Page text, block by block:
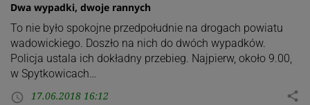
Dwa wypadki, dwoje rannych
To nie było spokojne przedpołudnie na drogach powiatu
wadowickiego. Doszło na nich do dwóch wypadków.
Policja ustala ich dokładny przebieg. Najpierw, około 9.00,
w Spytkowicach…
access_time 17.06.2018 16:12 share